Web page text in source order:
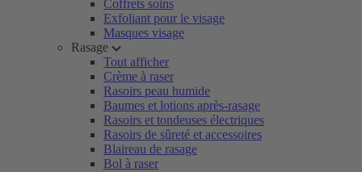
Coffrets soins
Exfoliant pour le visage
Masques visage
Rasage
Tout afficher
Crème à raser
Rasoirs peau humide
Baumes et lotions après-rasage
Rasoirs et tondeuses électriques
Rasoirs de sûreté et accessoires
Blaireau de rasage
Bol à raser